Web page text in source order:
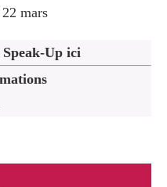
mars
Speak-Up ici